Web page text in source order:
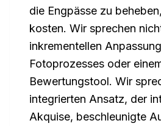
die Engpässe zu
kosten. Wir sprechen
inkrementellen
Fotoprozesses oder
Bewertungstool. Wir
integrierten Ansatz, der
Akquise, beschleunigte